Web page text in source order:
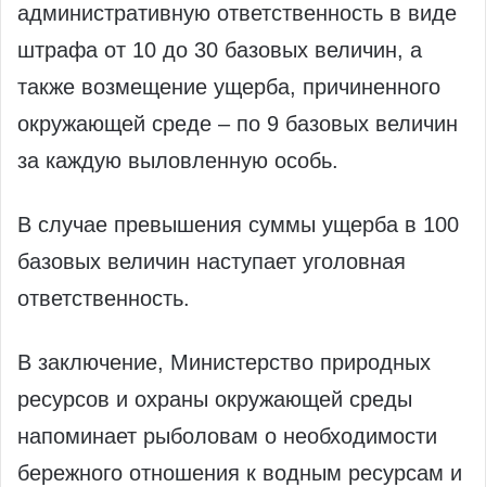
административную ответственность в виде
штрафа от 10 до 30 базовых величин, а
также возмещение ущерба, причиненного
окружающей среде – по 9 базовых величин
за каждую выловленную особь.
В случае превышения суммы ущерба в 100
базовых величин наступает уголовная
ответственность.
В заключение, Министерство природных
ресурсов и охраны окружающей среды
напоминает рыболовам о необходимости
бережного отношения к водным ресурсам и